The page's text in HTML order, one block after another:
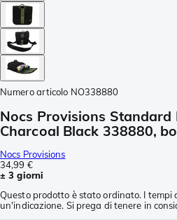
Numero articolo NO338880
Nocs Provisions Standard
Charcoal Black 338880,
Nocs Provisions
34,99 €
± 3 giorni
Questo prodotto è stato ordinato. I tempi
un'indicazione. Si prega di tenere in